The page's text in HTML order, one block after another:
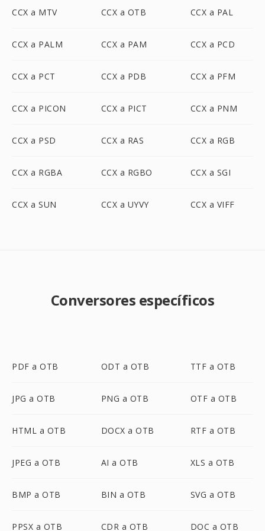
CCX a MTV CCX a OTB CCX a PAL
CCX a PALM CCX a PAM CCX a PCD
CCX a PCT CCX a PDB CCX a PFM
CCX a PICON CCX a PICT CCX a PNM
CCX a PSD CCX a RAS CCX a RGB
CCX a RGBA CCX a RGBO CCX a SGI
CCX a SUN CCX a UYVY CCX a VIFF
Conversores específicos
PDF a OTB ODT a OTB TTF a OTB
JPG a OTB PNG a OTB OTF a OTB
HTML a OTB DOCX a OTB RTF a OTB
JPEG a OTB AI a OTB XLS a OTB
BMP a OTB BIN a OTB SVG a OTB
PPSX a OTB CDR a OTB DOC a OTB